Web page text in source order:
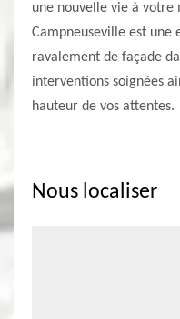
une nouvelle vie à votre
Campneuseville est une
ravalement de façade
interventions soignées
hauteur de vos attentes.
Nous localiser